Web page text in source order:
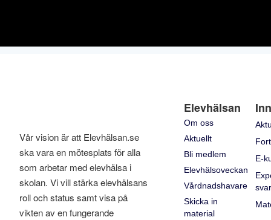
Vår vision är att Elevhälsan.se
ska vara en mötesplats för alla
som arbetar med elevhälsa i
skolan. Vi vill stärka elevhälsans
roll och status samt visa på
vikten av en fungerande
Elevhälsan
Om oss
Aktuellt
Bli medlem
Elevhälsoveckan
Vårdnadshavare
Skicka in
material
E-